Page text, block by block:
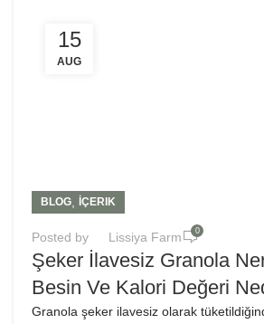
15
AUG
BLOG İÇERIK
Posted by Lissiya Farm 0
Şeker İlavesiz Granola
Besin Ve Kalori Değeri
Granola şeker ilavesiz olarak